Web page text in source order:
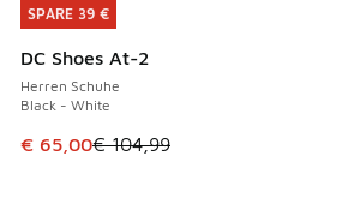
SPARE 39 €
DC Shoes At-2
Herren Schuhe
Black - White
Dieser Artikel ist im Sale. Der Preis
€ 65,00€ 104,99
SPARE 39 €